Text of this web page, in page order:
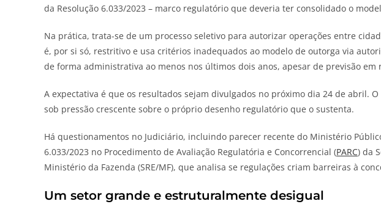
da Resolução 6.033/2023 – marco regulatório que deveria ter consolidado o
Na prática, trata-se de um processo seletivo para autorizar operações entre
é, por si só, restritivo e usa critérios inadequados ao modelo de outorga via
de forma administrativa ao menos nos últimos dois anos, apesar de previsão em
A expectativa é que os resultados sejam divulgados no próximo dia 24 de abril.
sob pressão crescente sobre o próprio desenho regulatório que o sustenta.
Há questionamentos no Judiciário, incluindo parecer recente do Ministério
6.033/2023 no Procedimento de Avaliação Regulatória e Concorrencial (PARC) da
Ministério da Fazenda (SRE/MF), que analisa se regulações criam barreiras à
Um setor grande e estruturalmente desigual